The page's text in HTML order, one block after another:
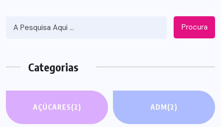
Procura
Categorias
AÇÚCARES(2) ADM(2)